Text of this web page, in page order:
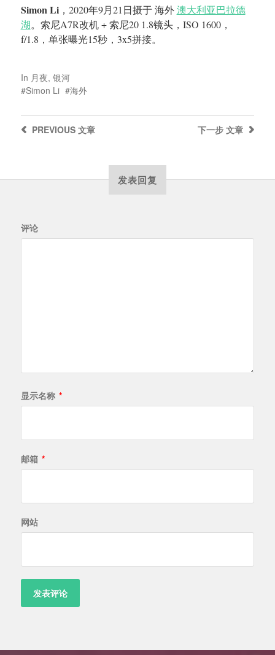
Simon Li，2020年9月21日摄于 海外澳大利亚巴拉德
湖。索尼A7R改机 + 索尼20 1.8镜头，ISO 1600，
f/1.8，单张曝光15秒，3x5拼接。
In 月夜, 银河
Simon Li
海外
下一步 文章
PREVIOUS文章
发表回复
评论
显示名称 *
邮箱 *
网站